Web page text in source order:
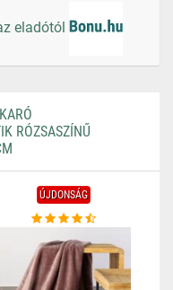
eladótól
RÓZSASZÍNŰ
ÚJDONSÁG